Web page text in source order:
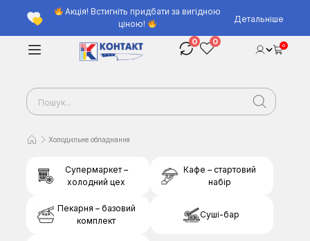
Акція! Встигніть придбати за вигідною
ціною!
Детальніше
0 0 0
Холодильне обладнання
Супермаркет –
холодний цех
Кафе – стартовий
набір
Пекарня – базовий
комплект
Суші-бар